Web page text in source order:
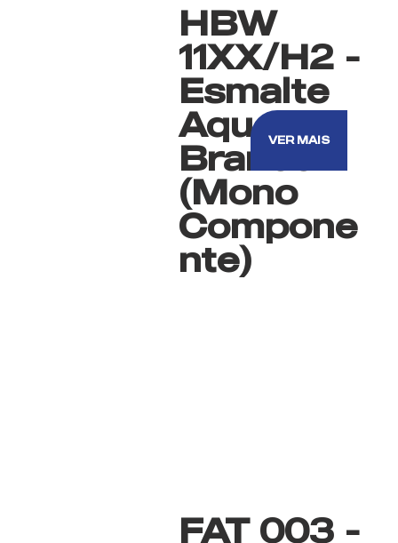
HBW
11XX/H2 -
Esmalte
Aquoso
Branco
(Mono
Compone
nte)
VER MAIS
FAT 003 -